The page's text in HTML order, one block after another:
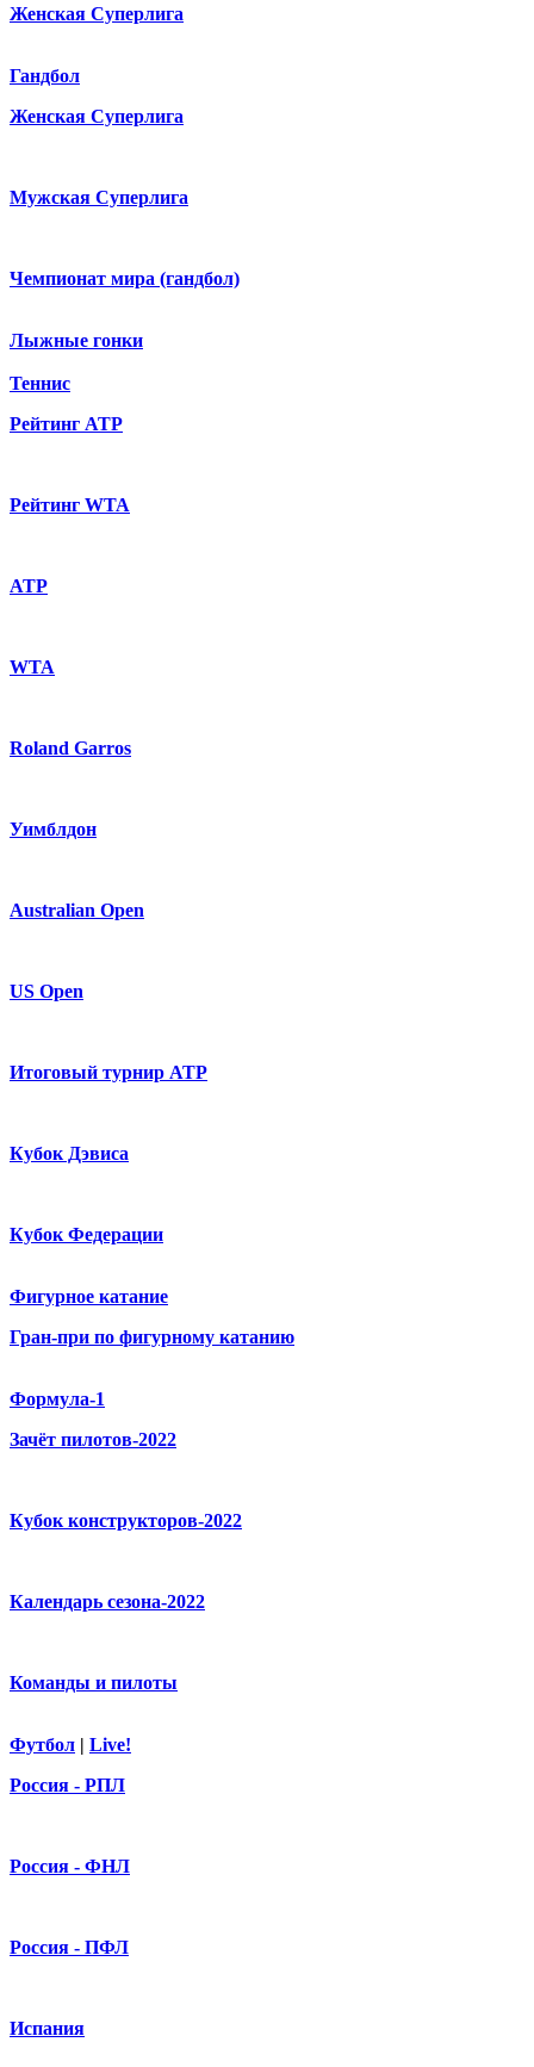
Женская Суперлига
Гандбол
Женская Суперлига
Мужская Суперлига
Чемпионат мира (гандбол)
Лыжные гонки
Теннис
Рейтинг ATP
Рейтинг WTA
ATP
WTA
Roland Garros
Уимблдон
Australian Open
US Open
Итоговый турнир ATP
Кубок Дэвиса
Кубок Федерации
Фигурное катание
Гран-при по фигурному катанию
Формула-1
Зачёт пилотов-2022
Кубок конструкторов-2022
Календарь сезона-2022
Команды и пилоты
Футбол | Live!
Россия - РПЛ
Россия - ФНЛ
Россия - ПФЛ
Испания